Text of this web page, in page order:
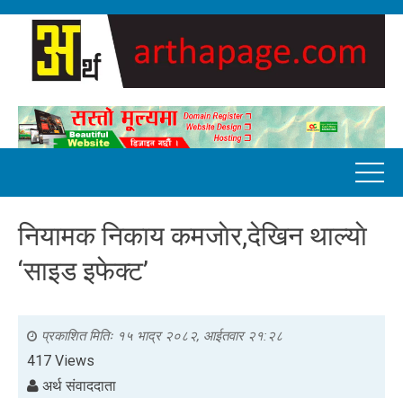
नियामक निकाय कमजाेर,देखिन थाल्याे
‘साइड इफेक्ट’
प्रकाशित मितिः १५ भाद्र २०८२, आईतवार २१:२८
417 Views
अर्थ संवाददाता